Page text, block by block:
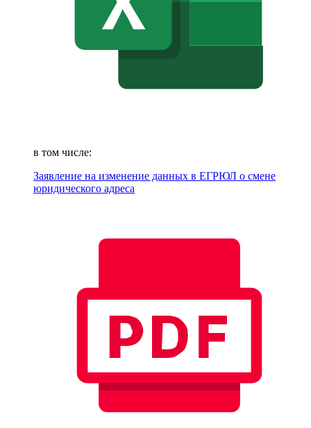
в том числе:
Заявление на изменение данных в ЕГРЮЛ о смене
юридического адреса